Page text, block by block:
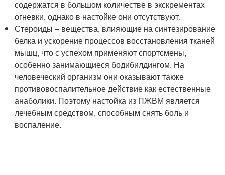
содержатся в большом количестве в экскрементах
огневки, однако в настойке они отсутствуют.
Стероиды – вещества, влияющие на синтезирование
белка и ускорение процессов восстановления тканей
мышц, что с успехом применяют спортсмены,
особенно занимающиеся бодибилдингом. На
человеческий организм они оказывают также
противовоспалительное действие как естественные
анаболики. Поэтому настойка из ПЖВМ является
лечебным средством, способным снять боль и
воспаление.